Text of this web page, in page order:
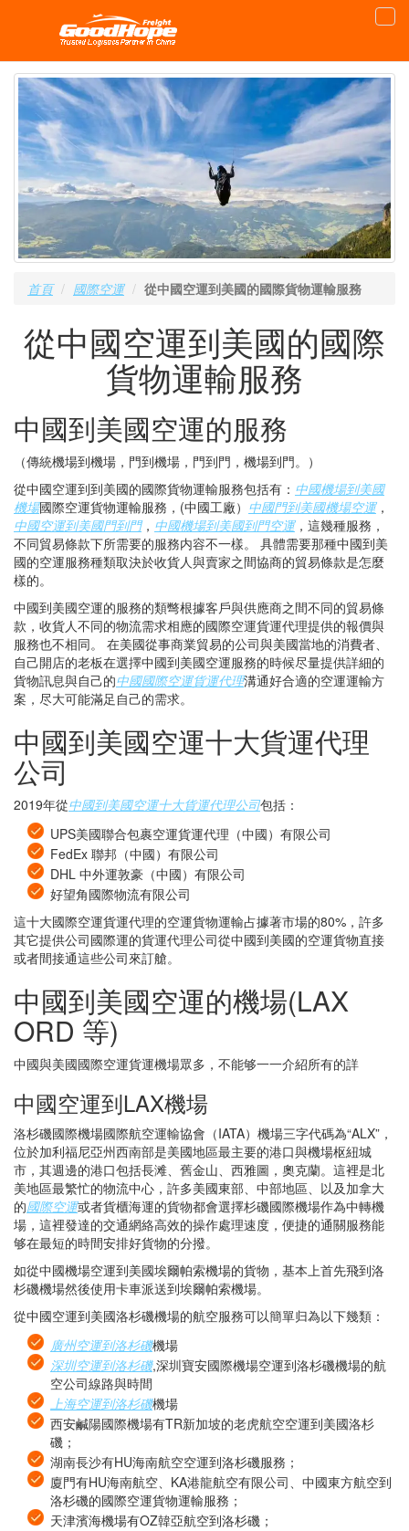
首頁 國際空運 從中國空運到美國的國際貨物運輸服務
從中國空運到美國的國際
貨物運輸服務
中國到美國空運的服務
（傳統機場到機場，門到機場，門到門，機場到門。）
從中國空運到到美國的國際貨物運輸服務包括有： 中國機場到美國
機場國際空運貨物運輸服務，(中國工廠） 中國門到美國機場空運，
中國空運到美國門到門， 中國機場到美國到門空運，這幾種服務，
不同貿易條款下所需要的服務内容不一樣。 具體需要那種中國到美
國的空運服務種類取決於收貨人與賣家之間協商的貿易條款是怎麼
樣的。
中國到美國空運的服務的類彆根據客戶與供應商之間不同的貿易條
款，收貨人不同的物流需求相應的國際空運貨運代理提供的報價與
服務也不相同。 在美國從事商業貿易的公司與美國當地的消費者、
自己開店的老板在選擇中國到美國空運服務的時候尽量提供詳細的
貨物訊息與自己的中國國際空運貨運代理溝通好合適的空運運輸方
案，尽大可能滿足自己的需求。
中國到美國空運十大貨運代理
公司
2019年從中國到美國空運十大貨運代理公司包括：
UPS美國聯合包裹空運貨運代理（中國）有限公司
FedEx 聯邦（中國）有限公司
DHL 中外運敦豪（中國）有限公司
好望角國際物流有限公司
這十大國際空運貨運代理的空運貨物運輸占據著市場的80%，許多
其它提供公司國際運的貨運代理公司從中國到美國的空運貨物直接
或者間接通這些公司來訂艙。
中國到美國空運的機場(LAX
ORD 等)
中國與美國國際空運貨運機場眾多，不能够一一介紹所有的詳
中國空運到LAX機場
洛杉磯國際機場國際航空運輸協會（IATA）機場三字代碼為“ALX”，
位於加利福尼亞州西南部是美國地區最主要的港口與機場枢紐城
市，其週邊的港口包括長滩、舊金山、西雅圖，奧克蘭。這裡是北
美地區最繁忙的物流中心，許多美國東部、中部地區、以及加拿大
的國際空運或者貨櫃海運的貨物都會選擇杉磯國際機場作為中轉機
場，這裡發達的交通網絡高效的操作處理速度，便捷的通關服務能
够在最短的時間安排好貨物的分撥。
如從中國機場空運到美國埃爾帕索機場的貨物，基本上首先飛到洛
杉磯機場然後使用卡車派送到埃爾帕索機場。
從中國空運到美國洛杉磯機場的航空服務可以簡單归為以下幾類：
廣州空運到洛杉磯機場
深圳空運到洛杉磯,深圳寶安國際機場空運到洛杉磯機場的航
空公司線路與時間
上海空運到洛杉磯機場
西安鹹陽國際機場有TR新加坡的老虎航空空運到美國洛杉
磯；
湖南長沙有HU海南航空空運到洛杉磯服務；
廈門有HU海南航空、KA港龍航空有限公司、中國東方航空到
洛杉磯的國際空運貨物運輸服務；
天津濱海機場有OZ韓亞航空到洛杉磯；